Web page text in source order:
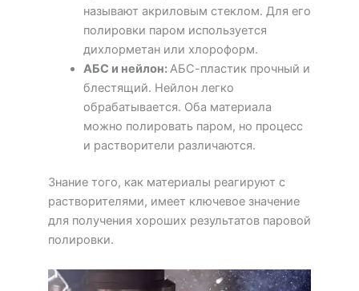
называют акриловым стеклом. Для его
полировки паром используется
дихлорметан или хлороформ.
АБС и нейлон:АБС-пластик прочный и
блестящий. Нейлон легко
обрабатывается. Оба материала
можно полировать паром, но процесс
и растворители различаются.
Знание того, как материалы реагируют с
растворителями, имеет ключевое значение
для получения хороших результатов паровой
полировки.